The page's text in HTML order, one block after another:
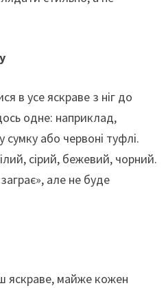
в усе яскраве з ніг до
одне: наприклад,
або червоні туфлі.
сірий, бежевий, чорний.
але не буде
яскраве, майже кожен